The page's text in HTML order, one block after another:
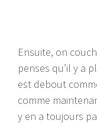
Ensuite, on
penses qu’il y a
est debout
comme
y en a toujours